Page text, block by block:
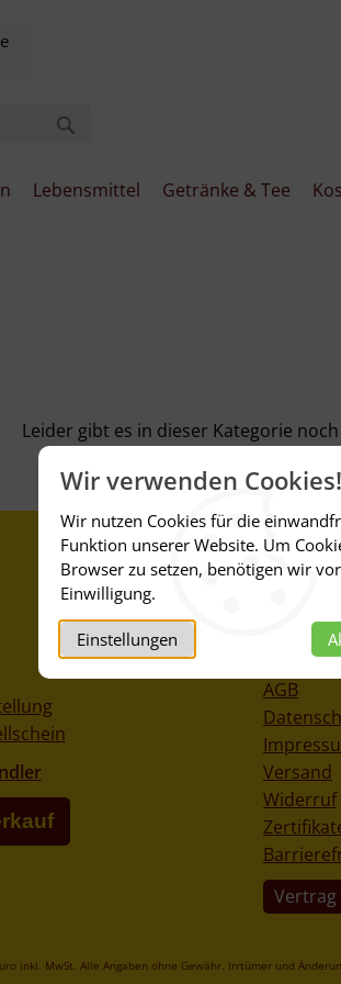
Wir verwenden Cookies!
Wir nutzen Cookies für die
Funktion unserer Website. Um
Browser zu setzen, benötigen wir
Einwilligung.
Einstellungen
Lebensmittel Getränke & Tee
Leider gibt es in dieser Kategorie
Historie
Abfüllung
AGB
Versand
Widerruf
inkl. MwSt. Alle Angaben ohne Gewähr. Irrtümer und